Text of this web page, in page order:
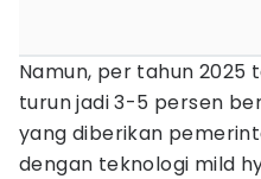
Namun, per tahun 2025
turun jadi 3-5 persen
yang diberikan
dengan teknologi mild